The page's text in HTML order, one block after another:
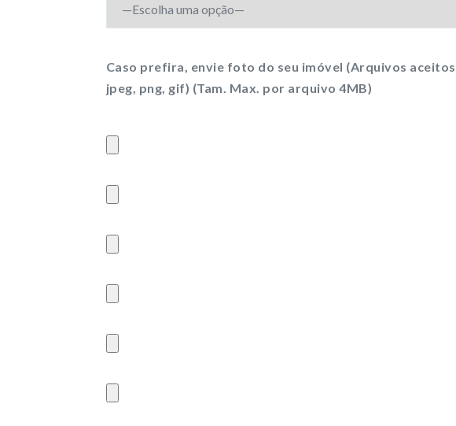
Caso prefira, envie foto do seu imóvel (Arquivos
jpeg, png, gif) (Tam. Max. por arquivo 4MB)